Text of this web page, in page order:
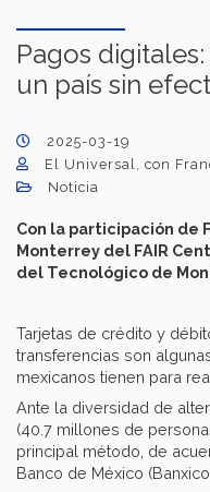
Pagos
un país sin
2025-03-19
El Universal, con
Noticia
Con la participación de
Monterrey del FAIR
del Tecnológico de
Tarjetas de crédito y
transferencias son
mexicanos tienen para
Ante la diversidad de
(40.7 millones de
principal método, de
Banco de México